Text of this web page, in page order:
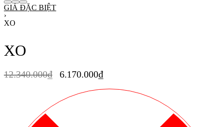
GIÁ ĐẶC BIỆT
›
XO
XO
12.340.000₫ 6.170.000₫